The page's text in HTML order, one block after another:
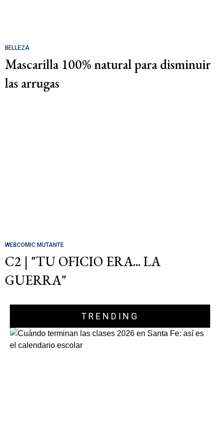
BELLEZA
Mascarilla 100% natural para disminuir
las arrugas
WEBCOMIC MUTANTE
C2 | "TU OFICIO ERA... LA
GUERRA"
TRENDING